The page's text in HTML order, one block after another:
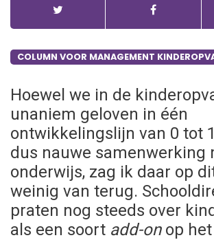
Heen-en-weer schriftje
Contact
COLUMN VOOR MANAGEMENT
Hoewel we in de
unaniem geloven in één
ontwikkelingslijn van 0 tot
dus nauwe samenwerking
onderwijs, zag ik daar op
weinig van terug.
praten nog steeds over
als een soort add-onop het